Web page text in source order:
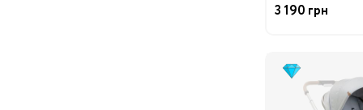
Зволожувачі повітря
3 190 грн